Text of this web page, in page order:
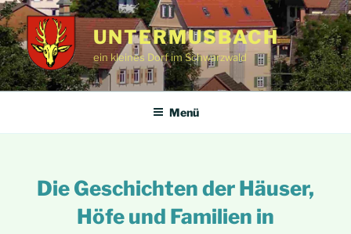
Zum
Inhalt
springen
UNTERMUSBACH
ein kleines Dorf im Schwarzwald
Menü
Die Geschichten der Häuser,
Höfe und Familien in